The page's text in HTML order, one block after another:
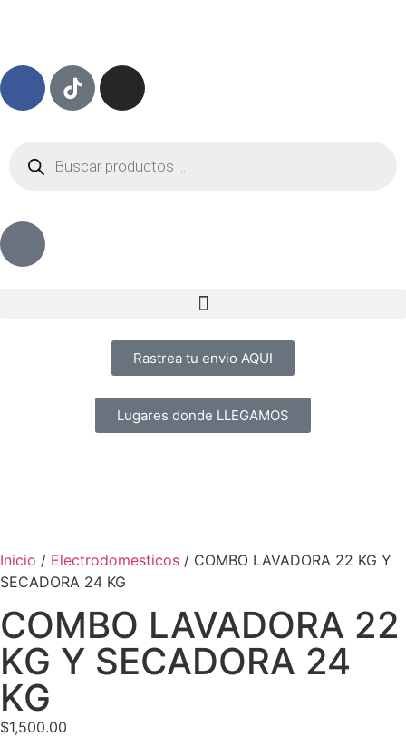
Rastrea tu envio AQUI
Lugares donde LLEGAMOS
Inicio / Electrodomesticos / COMBO LAVADORA 22 KG Y
SECADORA 24 KG
COMBO LAVADORA 22
KG Y SECADORA 24
KG
$1,500.00